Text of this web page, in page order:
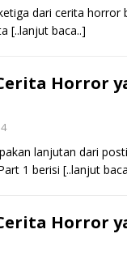
dari cerita horror
[..lanjut baca..]
Horror
4
lanjutan dari
1 berisi [..lanjut
Horror